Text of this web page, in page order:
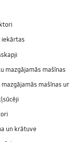
iekārtas
mazgājamās mašīnas
mazgājamās mašīnas
un krātuve